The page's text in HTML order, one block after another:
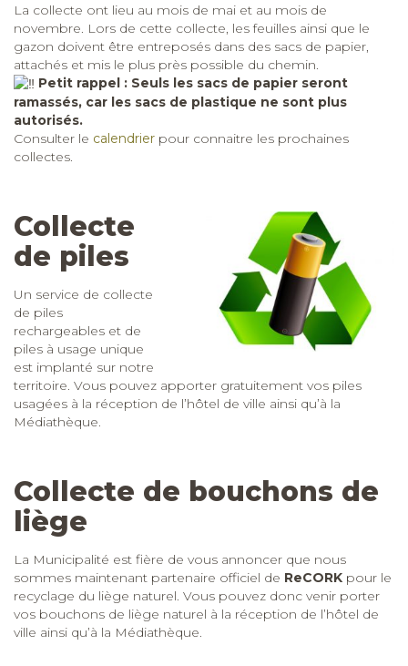
La collecte ont lieu au mois de mai et au mois de
novembre. Lors de cette collecte, les feuilles ainsi que le
gazon doivent être entreposés dans des sacs de papier,
attachés et mis le plus près possible du chemin.
Petit rappel : Seuls les sacs de papier seront
ramassés, car les sacs de plastique ne sont plus
autorisés.
Consulter le calendrier pour connaitre les prochaines
collectes.
Collecte
de piles
Un service de collecte
de piles
rechargeables et de
piles à usage unique
est implanté sur notre
territoire. Vous pouvez apporter gratuitement vos piles
usagées à la réception de l’hôtel de ville ainsi qu’à la
Médiathèque.
Collecte de bouchons de
liège
La Municipalité est fière de vous annoncer que nous
sommes maintenant partenaire officiel de ReCORK pour le
recyclage du liège naturel. Vous pouvez donc venir porter
vos bouchons de liège naturel à la réception de l’hôtel de
ville ainsi qu’à la Médiathèque.